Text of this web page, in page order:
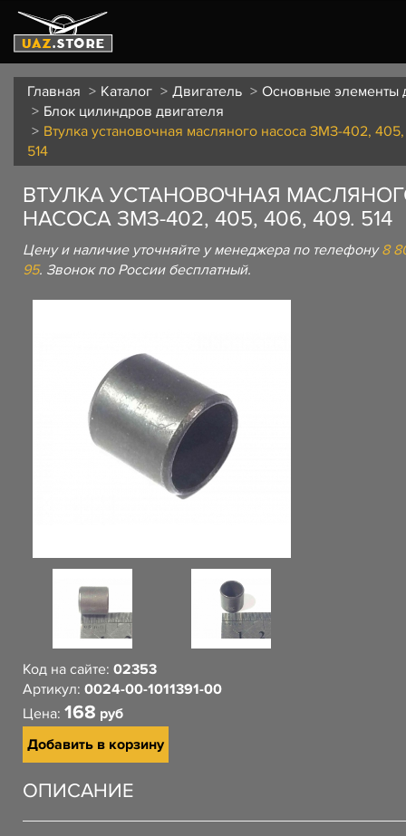
Главная Каталог Двигатель
Основные элементы
Блок цилиндров двигателя
Втулка установочная масляного насоса ЗМЗ-402,
514
ВТУЛКА УСТАНОВОЧНАЯ
НАСОСА ЗМЗ-402, 405, 406, 409. 514
Цену и наличие уточняйте у менеджера по телефону8
95. Звонок по России бесплатный.
Код на сайте: 02353
Артикул: 0024-00-1011391-00
Цена: 168 руб
Добавить в корзину
ОПИСАНИЕ